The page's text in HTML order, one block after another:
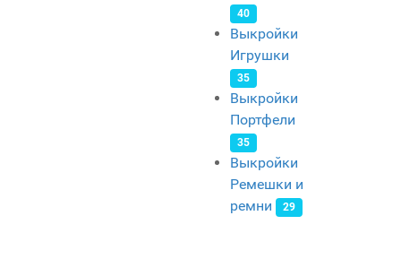
40
Выкройки
Игрушки
35
Выкройки
Портфели
35
Выкройки
Ремешки и
ремни
29